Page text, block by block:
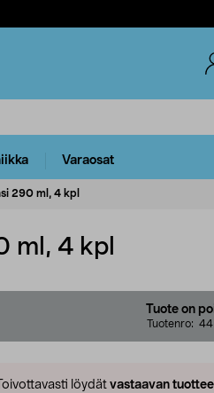
Varaosat
290 ml, 4 kpl
ml, 4 kpl
Tuote on
Tuotenro:
Toivottavasti löydät vastaavan